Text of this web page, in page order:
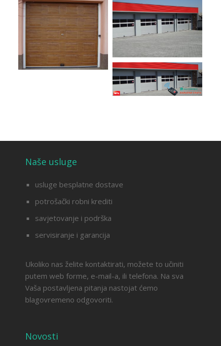
Naše usluge
usluge besplatne dostave
potrošački robni krediti
savjetovanje i podrška
servisiranje i garancija
Ukoliko nas želite kontaktirati, možete to učiniti
putem web forme, e-mail-a, ili telefona. Na sva
Vaša postavljena pitanja nastojat ćemo
blagovremeno odgovoriti.
Novosti